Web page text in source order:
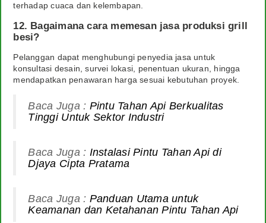
terhadap cuaca dan kelembapan.
12. Bagaimana cara memesan jasa produksi grill
besi?
Pelanggan dapat menghubungi penyedia jasa untuk
konsultasi desain, survei lokasi, penentuan ukuran, hingga
mendapatkan penawaran harga sesuai kebutuhan proyek.
Baca Juga : Pintu Tahan Api Berkualitas
Tinggi Untuk Sektor Industri
Baca Juga : Instalasi Pintu Tahan Api di
Djaya Cipta Pratama
Baca Juga : Panduan Utama untuk
Keamanan dan Ketahanan Pintu Tahan Api